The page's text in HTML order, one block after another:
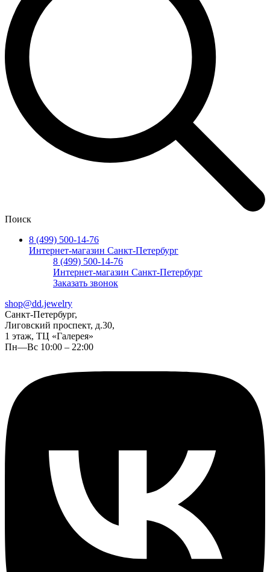
Поиск
8 (499) 500-14-76
Интернет-магазин Санкт-Петербург
8 (499) 500-14-76
Интернет-магазин Санкт-Петербург
Заказать звонок
shop@dd.jewelry
Санкт-Петербург,
Лиговский проспект, д.30,
1 этаж, ТЦ «Галерея»
Пн—Вс 10:00 – 22:00